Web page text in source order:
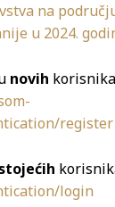
na
u 2024.
novih korisnika
register
login